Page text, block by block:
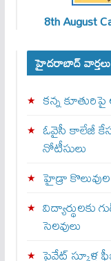
8th August
హైదరాబాద్
కన్న
ఓవైసీ కాలేజీ
నోటీసులు
హైడ్రా
విద్యార్థులకు
సెలవులు
ప్రైవేట్